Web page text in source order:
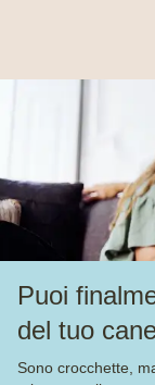
Puoi
del tuo
Sono crocchette,
Prodotti
Altri link
Alimentazione